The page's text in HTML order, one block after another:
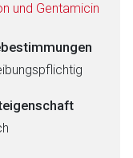
und Gentamicin